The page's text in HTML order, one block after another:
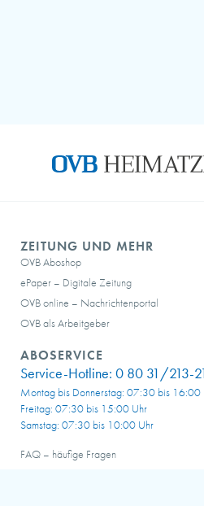
ZEITUNG UND MEHR
OVB Aboshop
ePaper – Digitale Zeitung
OVB online – Nachrichtenportal
OVB als Arbeitgeber
ABOSERVICE
Service-Hotline: 0 80 31/213-
Montag bis Donnerstag: 07:30 bis 16:00
Freitag: 07:30 bis 15:00 Uhr
Samstag: 07:30 bis 10:00 Uhr
FAQ – häufige Fragen